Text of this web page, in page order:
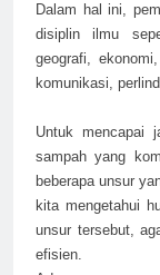
Dalam hal ini,
disiplin ilmu
geografi,
komunikasi,
Untuk mencapai
sampah yang
beberapa unsur
kita mengetahui
unsur tersebut,
efisien.